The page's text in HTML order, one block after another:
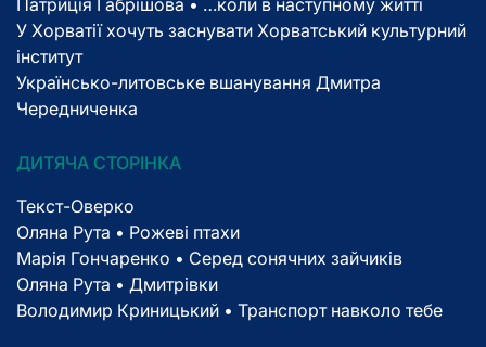
Патриція Габрішова • …коли в наступному житті
У Хорватії хочуть заснувати Хорватський культурний
інститут
Українсько-литовське вшанування Дмитра
Чередниченка
ДИТЯЧА СТОРІНКА
Текст-Оверко
Оляна Рута • Рожеві птахи
Марія Гончаренко • Серед сонячних зайчиків
Оляна Рута • Дмитрівки
Володимир Криницький • Транспорт навколо тебе